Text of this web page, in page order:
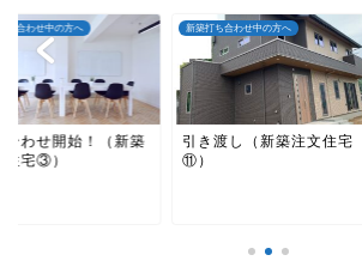
ち合わせ中の方へ
合わせ開始！（新築
住宅③）
新築打ち合わせ中の方へ
引き渡し（新築注文住宅
⑪）